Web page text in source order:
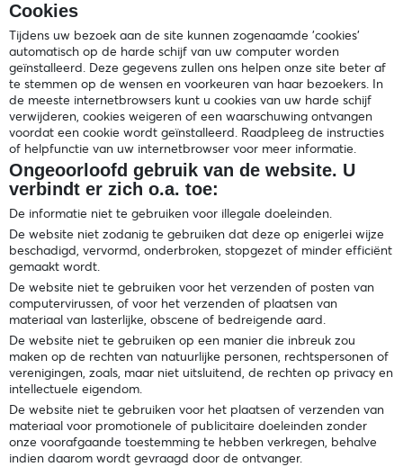
Cookies
Tijdens uw bezoek aan de site kunnen zogenaamde 'cookies'
automatisch op de harde schijf van uw computer worden
geïnstalleerd. Deze gegevens zullen ons helpen onze site beter af
te stemmen op de wensen en voorkeuren van haar bezoekers. In
de meeste internetbrowsers kunt u cookies van uw harde schijf
verwijderen, cookies weigeren of een waarschuwing ontvangen
voordat een cookie wordt geïnstalleerd. Raadpleeg de instructies
of helpfunctie van uw internetbrowser voor meer informatie.
Ongeoorloofd gebruik van de website. U
verbindt er zich o.a. toe:
De informatie niet te gebruiken voor illegale doeleinden.
De website niet zodanig te gebruiken dat deze op enigerlei wijze
beschadigd, vervormd, onderbroken, stopgezet of minder efficiënt
gemaakt wordt.
De website niet te gebruiken voor het verzenden of posten van
computervirussen, of voor het verzenden of plaatsen van
materiaal van lasterlijke, obscene of bedreigende aard.
De website niet te gebruiken op een manier die inbreuk zou
maken op de rechten van natuurlijke personen, rechtspersonen of
verenigingen, zoals, maar niet uitsluitend, de rechten op privacy en
intellectuele eigendom.
De website niet te gebruiken voor het plaatsen of verzenden van
materiaal voor promotionele of publicitaire doeleinden zonder
onze voorafgaande toestemming te hebben verkregen, behalve
indien daarom wordt gevraagd door de ontvanger.